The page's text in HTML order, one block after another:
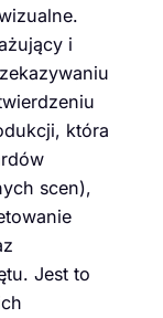
i
która
scen),
Jest to